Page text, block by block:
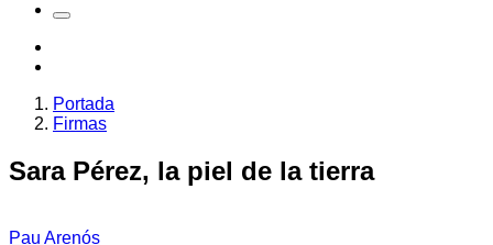
Portada
Firmas
Sara Pérez, la piel de la tierra
Pau Arenós